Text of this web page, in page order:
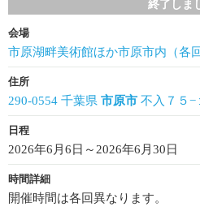
終了しま
会場
市原湖畔美術館ほか市原市内（各
住所
290-0554 千葉県 市原市 不入７５−
日程
2026年6月6日～2026年6月30日
時間詳細
開催時間は各回異なります。